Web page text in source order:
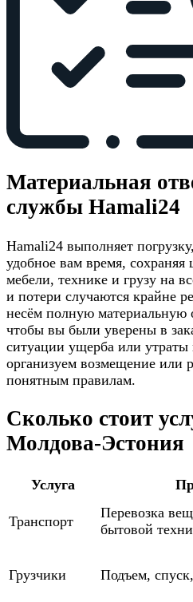
Материальная
службы Hamali24
Hamali24 выполняет
удобное вам время,
мебели, технике и грузу на
и потери случаются крайне
несём полную материальную
чтобы вы были уверены в
ситуации ущерба или утраты
организуем возмещение или
понятным правилам.
Сколько стоит
Молдова-Эстония
Услуга
Транспорт
Перевозка
бытовой
Грузчики Подъем,